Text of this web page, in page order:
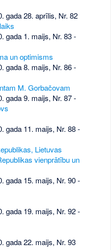
gada 28. aprīlis, Nr. 82
gada 1. maijs, Nr. 83-
un optimisms
gada 8. maijs, Nr. 86-
M. Gorbačovam
gada 9. maijs, Nr. 87-
gada 11. maijs, Nr. 88-
Lietuvas
vienprātību un
gada 15. maijs, Nr. 90-
gada 19. maijs, Nr. 92-
gada 22. maijs, Nr. 93